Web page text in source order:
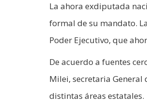
La ahora exdiputada
formal de su mandato.
Poder Ejecutivo, que
De acuerdo a fuentes
Milei, secretaria
distintas áreas estatales.